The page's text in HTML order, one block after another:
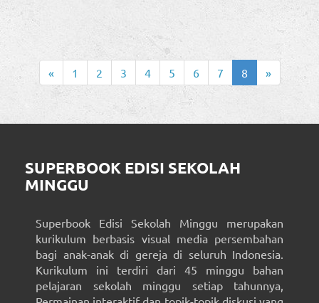
« 1 2 3 4 5 6 7 8 »
SUPERBOOK EDISI SEKOLAH
MINGGU
Superbook Edisi Sekolah Minggu merupakan
kurikulum berbasis visual media persembahan
bagi anak-anak di gereja di seluruh Indonesia.
Kurikulum ini terdiri dari 45 minggu bahan
pelajaran sekolah minggu setiap tahunnya,